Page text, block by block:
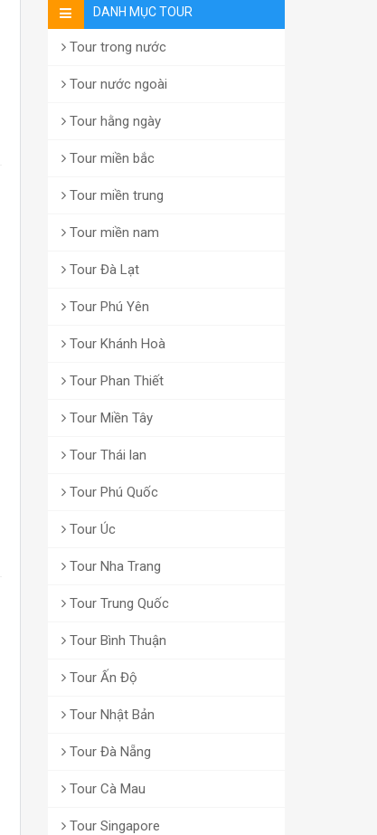
DANH MỤC TOUR
Tour trong nước
Tour nước ngoài
Tour hằng ngày
Tour miền bắc
Tour miền trung
Tour miền nam
Tour Đà Lạt
Tour Phú Yên
Tour Khánh Hoà
Tour Phan Thiết
Tour Miền Tây
Tour Thái lan
Tour Phú Quốc
Tour Úc
Tour Nha Trang
Tour Trung Quốc
Tour Bình Thuận
Tour Ấn Độ
Tour Nhật Bản
Tour Đà Nẵng
Tour Cà Mau
Tour Singapore